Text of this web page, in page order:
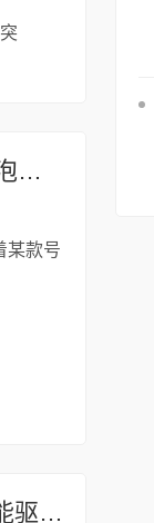
电动牙刷震动频率越高越好？牙医拆解锐舞电动牙刷SPA5超能气泡技术
某款号
Infosys 与芬林集团（Metsä Group） 扩大战略合作，推动人工智能驱动的 IT 转型